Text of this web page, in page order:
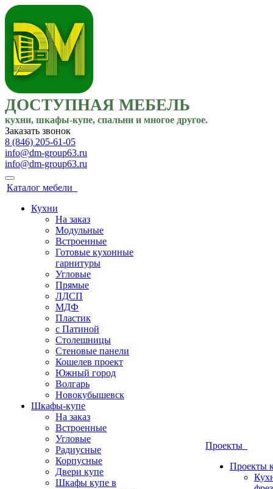
ДОСТУПНАЯ МЕБЕЛЬ
кухни, шкафы-купе, спальни и многое другое.
Заказать звонок
8 (846) 205-61-05
info@dm-group63.ru
info@dm-group63.ru
Каталог мебели
Кухни
На заказ
Модульные
Встроенные
Готовые кухонные
гарнитуры
Угловые
Прямые
ЛДСП
МДФ
Пластик
с Патиной
Столешницы
Стеновые панели
Кошелев проект
Южный город
Волгарь
Новокубышевск
Шкафы-купе
На заказ
Встроенные
Угловые
Радиусные
Корпусные
Двери купе
Шкафы купе в
Проекты
Проекты